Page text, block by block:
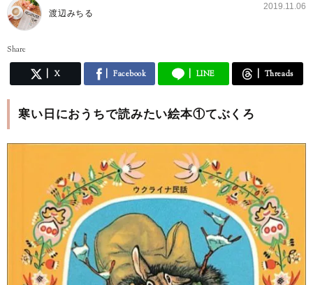
渡辺みちる
2019.11.06
Share
X Facebook LINE Threads
寒い日におうちで読みたい絵本①てぶくろ